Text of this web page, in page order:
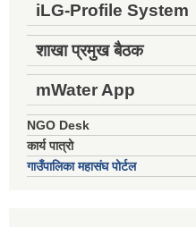
iLG-Profile System
शाखा प्रमुख बैठक
mWater App
NGO Desk
कार्य पात्रो
गाउँपालिका महासंघ पोर्टल